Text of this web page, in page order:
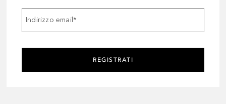
Indirizzo email*
REGISTRATI